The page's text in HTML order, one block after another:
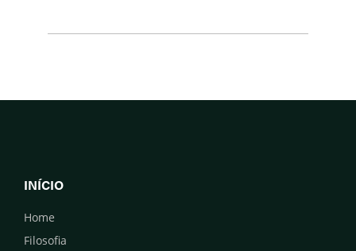
INÍCIO
Home
Filosofia